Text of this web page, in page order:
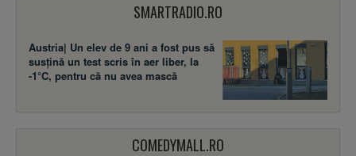
SMARTRADIO.RO
Austria| Un elev de 9 ani a fost pus să
susţină un test scris în aer liber, la
-1°C, pentru că nu avea mască
COMEDYMALL.RO